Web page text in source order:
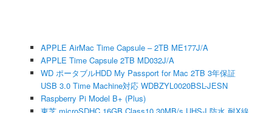
APPLE AirMac Time Capsule – 2TB ME177J/A
APPLE Time Capsule 2TB MD032J/A
WD ポータブルHDD My Passport for Mac 2TB 3年保証
USB 3.0 Time Machine対応 WDBZYL0020BSL-JESN
Raspberry Pi Model B+ (Plus)